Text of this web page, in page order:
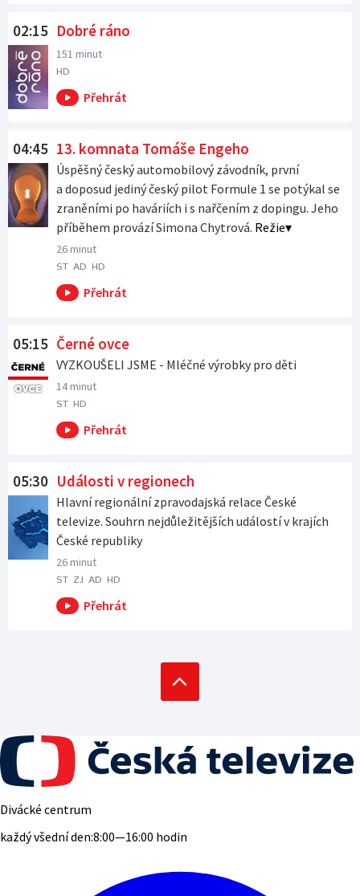
02:15 Dobré ráno
151 minut
HD
04:45 13. komnata Tomáše Engeho
Úspěšný český automobilový závodník, první
a doposud jediný český pilot Formule 1 se potýkal se
zraněními po haváriích i s nařčením z dopingu. Jeho
příběhem provází Simona Chytrová. Režie
26 minut
ST AD HD
05:15 Černé ovce
VYZKOUŠELI JSME - Mléčné výrobky pro děti
14 minut
ST HD
05:30 Události v regionech
Hlavní regionální zpravodajská relace České
televize. Souhrn nejdůležitějších událostí v krajích
České republiky
26 minut
ST ZJ AD HD